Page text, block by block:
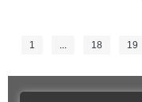
1 ... 18 19